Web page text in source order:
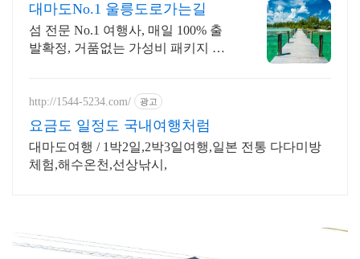
대마도No.1 울릉도로가는길
섬 전문 No.1 여행사, 매일 100% 출
발확정, 거품없는 가성비 패키지 상
http://1544-5234.com/ 광고
요금도 일정도 국내여행처럼
대마도여행 / 1박2일,2박3일여행,일본 전통 다다미방
체험,해수온천,선상낚시,